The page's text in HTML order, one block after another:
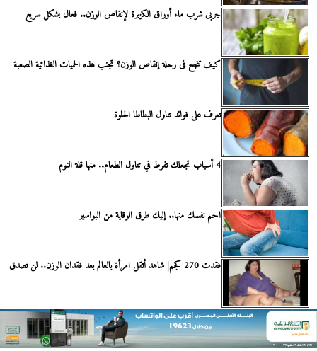
جربى شرب ماء أوراق الكزبرة لإنقاص الوزن.. فعال بشكل سريع
كيف تنجح فى رحلة إنقاص الوزن؟ تجنب هذه الحميات الغذائية الصعبة
تعرف على فوائد تناول البطاطا الحلوة
4 أسباب تجعلك تفرط في تناول الطعام.. منها قلة النوم
احم نفسك منها.. إليك طرق الوقاية من البواسير
فقدت 270 كجم| شاهد أثقل امرأة بالعالم بعد فقدان الوزن.. لن تصدق